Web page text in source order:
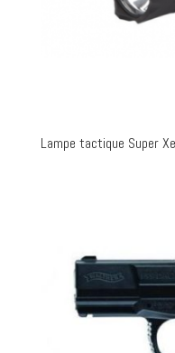
Lampe tactique Super